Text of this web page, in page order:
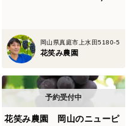
岡山県真庭市上水田5180-5
花笑み農園
花笑み農園 岡山のニューピ